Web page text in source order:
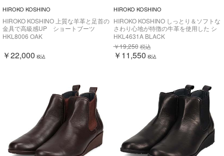
HIROKO KOSHINO
HIROKO KOSHINO 上質な羊革と足首の
金具で高級感UP ショートブーツ
HKL8006
HKL8006 OAK
￥22,000 税込
HIROKO KOSHINO
HIROKO KOSHINO しっとり＆ソフトな
さわり心地が特徴の牛革を使用した シ
ョート丈 サイドゴアブーツ HKL4631
HKL4631A BLACK
￥11,550 税込
￥19,250税込